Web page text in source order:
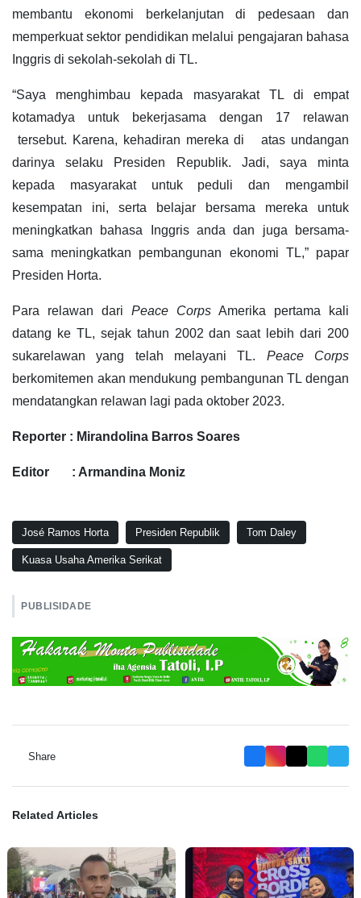
membantu ekonomi berkelanjutan di pedesaan dan
memperkuat sektor pendidikan melalui pengajaran bahasa
Inggris di sekolah-sekolah di TL.
“Saya menghimbau kepada masyarakat TL di empat
kotamadya untuk bekerjasama dengan 17 relawan
tersebut. Karena, kehadiran mereka di atas undangan
darinya selaku Presiden Republik. Jadi, saya minta
kepada masyarakat untuk peduli dan mengambil
kesempatan ini, serta belajar bersama mereka untuk
meningkatkan bahasa Inggris anda dan juga bersama-
sama meningkatkan pembangunan ekonomi TL,” papar
Presiden Horta.
Para relawan dari Peace Corps Amerika pertama kali
datang ke TL, sejak tahun 2002 dan saat lebih dari 200
sukarelawan yang telah melayani TL. Peace Corps
berkomitemen akan mendukung pembangunan TL dengan
mendatangkan relawan lagi pada oktober 2023.
Reporter : Mirandolina Barros Soares
Editor : Armandina Moniz
José Ramos Horta Presiden Republik Tom Daley
Kuasa Usaha Amerika Serikat
PUBLISIDADE
Share
Related Articles